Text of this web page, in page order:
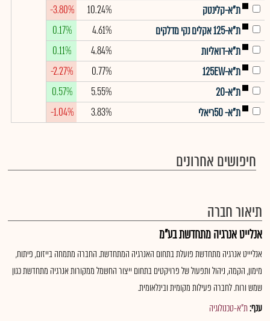
ת"א-קלינטק
10.24%
-3.80%
ת"א-125 אקלים נקי מדלקים
4.61%
0.17%
ת"א-דואליות
4.84%
0.11%
ת"א-125EW
0.77%
-2.27%
ת"א-20
5.55%
0.57%
ת"א- 50ריאלי
3.83%
-1.04%
חיפושים אחרונים
תיאור חברה
אנלייט אנרגיה מתחדשת בע"מ
אנליייט אנרגיה מתחדשת פועלת בתחום האנרגיה המתחדשת. החברה מתמחה בייזום, פיתוח,
מימון, הקמה, ניהול ותפעול של פרויקטים בתחום ייצור החשמל ממקורות אנרגיה מתחדשת כגון
שמש ורוח. לחברה פעילות מקומית ובינלאומית.
ענף:ת"א-טכנולוגיה